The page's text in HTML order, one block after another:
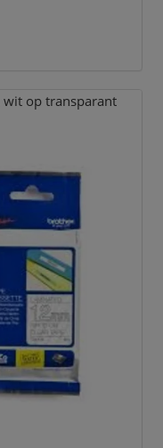
wit op transparant